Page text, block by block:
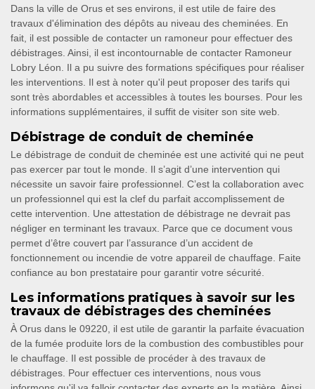
Dans la ville de Orus et ses environs, il est utile de faire des
travaux d'élimination des dépôts au niveau des cheminées. En
fait, il est possible de contacter un ramoneur pour effectuer des
débistrages. Ainsi, il est incontournable de contacter Ramoneur
Lobry Léon. Il a pu suivre des formations spécifiques pour réaliser
les interventions. Il est à noter qu'il peut proposer des tarifs qui
sont très abordables et accessibles à toutes les bourses. Pour les
informations supplémentaires, il suffit de visiter son site web.
Débistrage de conduit de cheminée
Le débistrage de conduit de cheminée est une activité qui ne peut
pas exercer par tout le monde. Il s’agit d’une intervention qui
nécessite un savoir faire professionnel. C’est la collaboration avec
un professionnel qui est la clef du parfait accomplissement de
cette intervention. Une attestation de débistrage ne devrait pas
négliger en terminant les travaux. Parce que ce document vous
permet d’être couvert par l’assurance d’un accident de
fonctionnement ou incendie de votre appareil de chauffage. Faite
confiance au bon prestataire pour garantir votre sécurité.
Les informations pratiques à savoir sur les
travaux de débistrages des cheminées
À Orus dans le 09220, il est utile de garantir la parfaite évacuation
de la fumée produite lors de la combustion des combustibles pour
le chauffage. Il est possible de procéder à des travaux de
débistrages. Pour effectuer ces interventions, nous vous